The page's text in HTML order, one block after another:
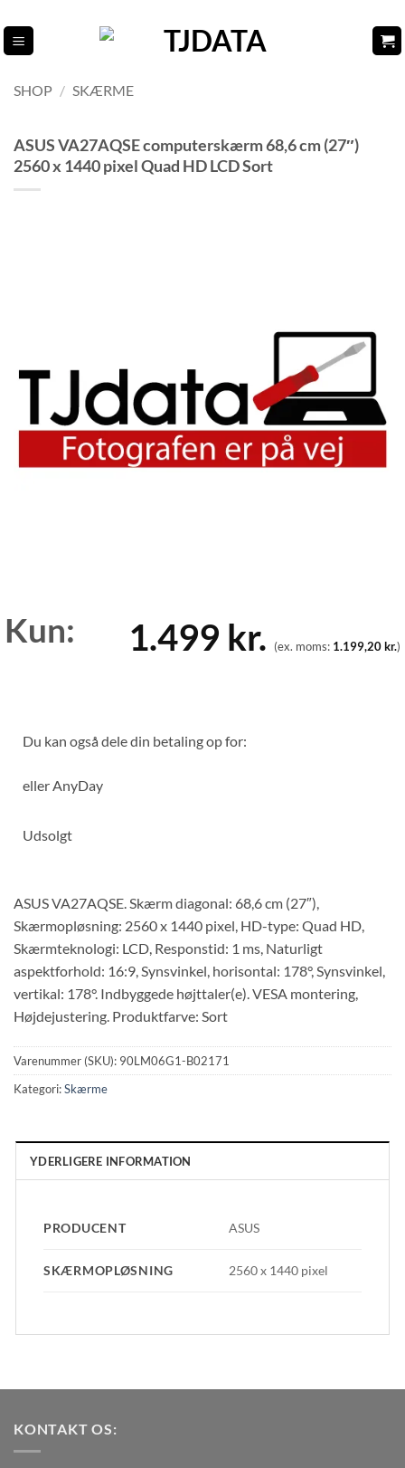
til
indhold
SHOP / SKÆRME
ASUS VA27AQSE computerskærm 68,6 cm (27″)
2560 x 1440 pixel Quad HD LCD Sort
Kun: 1.499 kr. (ex. moms: 1.199,20kr.)
Du kan også dele din betaling op for:
eller AnyDay
Udsolgt
ASUS VA27AQSE. Skærm diagonal: 68,6 cm (27″),
Skærmopløsning: 2560 x 1440 pixel, HD-type: Quad HD,
Skærmteknologi: LCD, Responstid: 1 ms, Naturligt
aspektforhold: 16:9, Synsvinkel, horisontal: 178°, Synsvinkel,
vertikal: 178°. Indbyggede højttaler(e). VESA montering,
Højdejustering. Produktfarve: Sort
Varenummer (SKU): 90LM06G1-B02171
Kategori:Skærme
YDERLIGERE INFORMATION
PRODUCENT ASUS
SKÆRMOPLØSNING 2560 x 1440 pixel
KONTAKT OS: